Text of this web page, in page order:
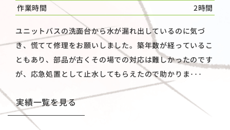
作業時間
2時間
ユニットバスの洗面台から水が漏れ出しているのに気づ
き、慌てて修理をお願いしました。築年数が経っているこ
ともあり、部品が古くその場での対応は難しかったのです
が、応急処置として止水してもらえたので助かりま･･･
実績一覧を見る